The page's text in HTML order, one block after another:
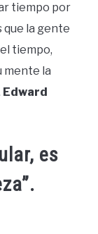
tiempo por
que la gente
tiempo,
mente la
Edward
es